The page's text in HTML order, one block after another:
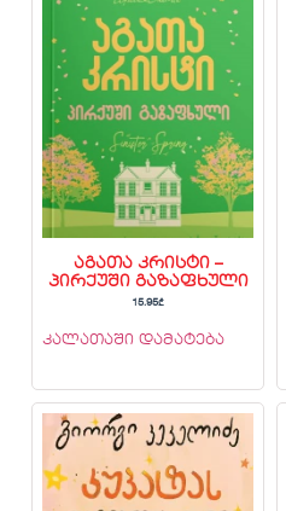
აგათა კრისტი –
პირქუში გაზაფხული
15.95₾
კალათაში დამატება